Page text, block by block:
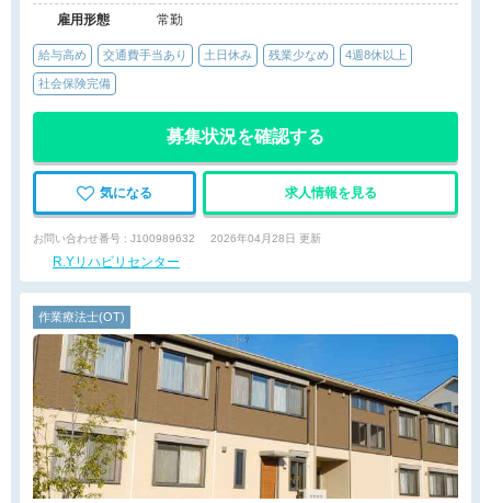
雇用形態
常勤
給与高め 交通費手当あり 土日休み 残業少なめ 4週8休以上
社会保険完備
募集状況を確認する
気になる 求人情報を見る
お問い合わせ番号 : J100989632 2026年04月28日 更新
R.Yリハビリセンター
作業療法士(OT)